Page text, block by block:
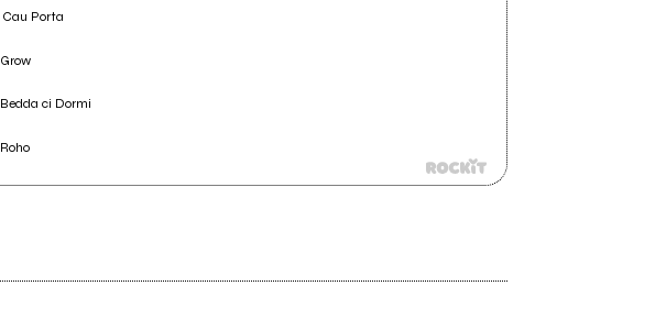
Cau Porta
ci Dormi